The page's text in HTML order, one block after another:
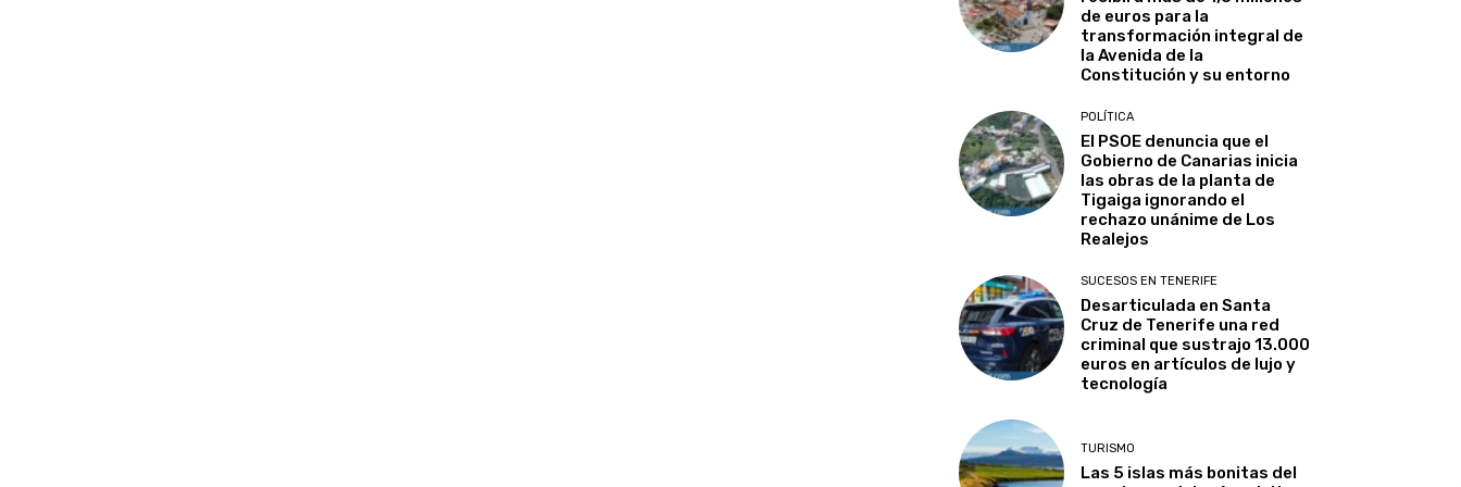
de euros para la
transformación integral de
la Avenida de la
Constitución y su entorno
POLÍTICA
El PSOE denuncia que el
Gobierno de Canarias inicia
las obras de la planta de
Tigaiga ignorando el
rechazo unánime de Los
Realejos
SUCESOS EN TENERIFE
Desarticulada en Santa
Cruz de Tenerife una red
criminal que sustrajo 13.000
euros en artículos de lujo y
tecnología
TURISMO
Las 5 islas más bonitas del